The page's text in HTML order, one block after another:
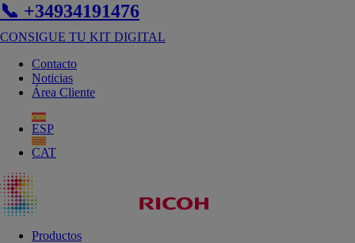
📞 +34934191476
CONSIGUE TU KIT DIGITAL
Contacto
Noticias
Área Cliente
ESP
CAT
Productos